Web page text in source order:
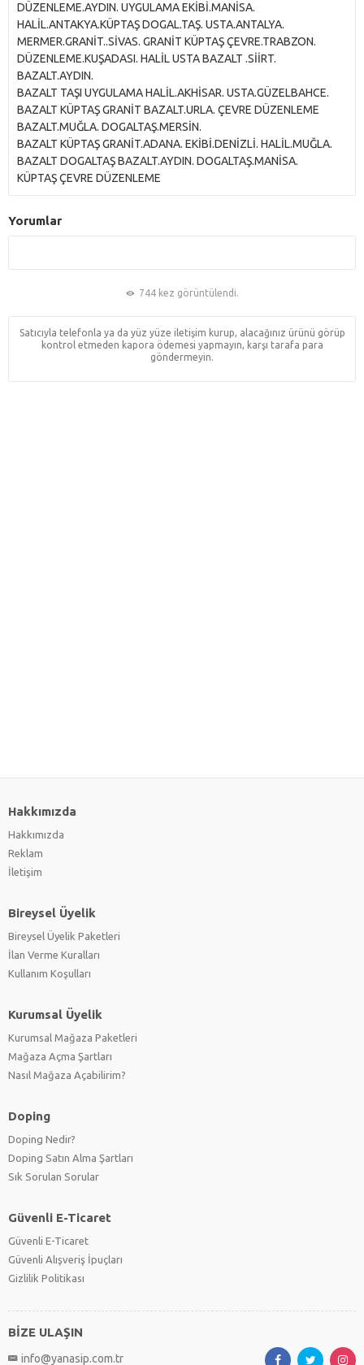
DÜZENLEME.AYDIN. UYGULAMA EKİBİ.MANİSA.
HALİL.ANTAKYA.KÜPTAŞ DOGAL.TAŞ. USTA.ANTALYA.
MERMER.GRANİT..SİVAS. GRANİT KÜPTAŞ ÇEVRE.TRABZON.
DÜZENLEME.KUŞADASI. HALİL USTA BAZALT .SİİRT.
BAZALT.AYDIN.
BAZALT TAŞI UYGULAMA HALİL.AKHİSAR. USTA.GÜZELBAHCE.
BAZALT KÜPTAŞ GRANİT BAZALT.URLA. ÇEVRE DÜZENLEME
BAZALT.MUĞLA. DOGALTAŞ.MERSİN.
BAZALT KÜPTAŞ GRANİT.ADANA. EKİBİ.DENİZLİ. HALİL.MUĞLA.
BAZALT DOGALTAŞ BAZALT.AYDIN. DOGALTAŞ.MANİSA.
KÜPTAŞ ÇEVRE DÜZENLEME
Yorumlar
744 kez görüntülendi.
Satıcıyla telefonla ya da yüz yüze iletişim kurup, alacağınız ürünü görüp
kontrol etmeden kapora ödemesi yapmayın, karşı tarafa para
göndermeyin.
Hakkımızda
Hakkımızda
Reklam
İletişim
Bireysel Üyelik
Bireysel Üyelik Paketleri
İlan Verme Kuralları
Kullanım Koşulları
Kurumsal Üyelik
Kurumsal Mağaza Paketleri
Mağaza Açma Şartları
Nasıl Mağaza Açabilirim?
Doping
Doping Nedir?
Doping Satın Alma Şartları
Sık Sorulan Sorular
Güvenli E-Ticaret
Güvenli E-Ticaret
Güvenli Alışveriş İpuçları
Gizlilik Politikası
BİZE ULAŞIN
info@yanasip.com.tr